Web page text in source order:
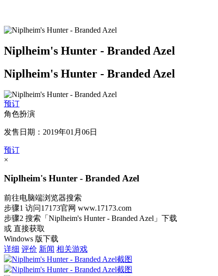
Niplheim's Hunter - Branded Azel
Niplheim's Hunter - Branded Azel
预订
角色扮演
发售日期：2019年01月06日
预订
×
Niplheim's Hunter - Branded Azel
前往电脑端浏览器搜索
步骤1 访问17173官网 www.17173.com
步骤2 搜索 「Niplheim's Hunter - Branded Azel」 下载
或 直接获取
Windows 版下载
详细 评价 新闻 相关游戏